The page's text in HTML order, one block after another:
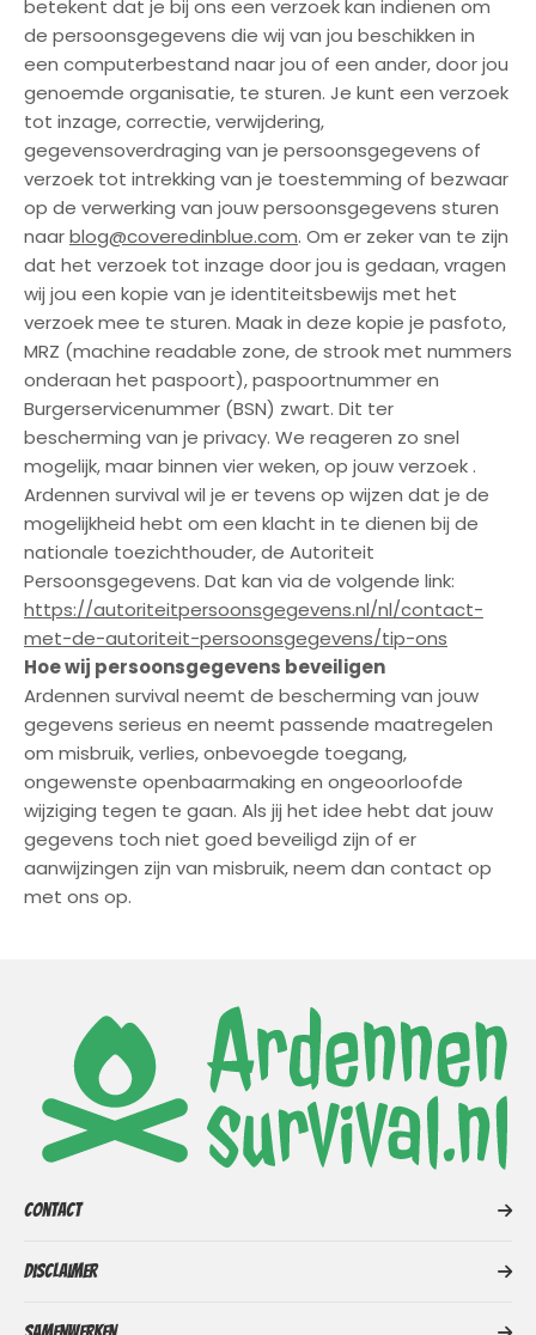
betekent dat je bij ons een verzoek kan indienen om
de persoonsgegevens die wij van jou beschikken in
een computerbestand naar jou of een ander, door jou
genoemde organisatie, te sturen. Je kunt een verzoek
tot inzage, correctie, verwijdering,
gegevensoverdraging van je persoonsgegevens of
verzoek tot intrekking van je toestemming of bezwaar
op de verwerking van jouw persoonsgegevens sturen
naarblog@coveredinblue.com. Om er zeker van te zijn
dat het verzoek tot inzage door jou is gedaan, vragen
wij jou een kopie van je identiteitsbewijs met het
verzoek mee te sturen. Maak in deze kopie je pasfoto,
MRZ (machine readable zone, de strook met nummers
onderaan het paspoort), paspoortnummer en
Burgerservicenummer (BSN) zwart. Dit ter
bescherming van je privacy. We reageren zo snel
mogelijk, maar binnen vier weken, op jouw verzoek .
Ardennen survival wil je er tevens op wijzen dat je de
mogelijkheid hebt om een klacht in te dienen bij de
nationale toezichthouder, de Autoriteit
Persoonsgegevens. Dat kan via de volgende link:
https://autoriteitpersoonsgegevens.nl/nl/contact-
met-de-autoriteit-persoonsgegevens/tip-ons
Hoe wij persoonsgegevens beveiligen
Ardennen survival neemt de bescherming van jouw
gegevens serieus en neemt passende maatregelen
om misbruik, verlies, onbevoegde toegang,
ongewenste openbaarmaking en ongeoorloofde
wijziging tegen te gaan. Als jij het idee hebt dat jouw
gegevens toch niet goed beveiligd zijn of er
aanwijzingen zijn van misbruik, neem dan contact op
met ons op.
Contact
Disclaimer